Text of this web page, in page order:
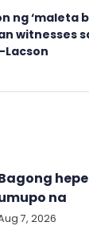
na
7, 2026
ng ‘maleta
witnesses